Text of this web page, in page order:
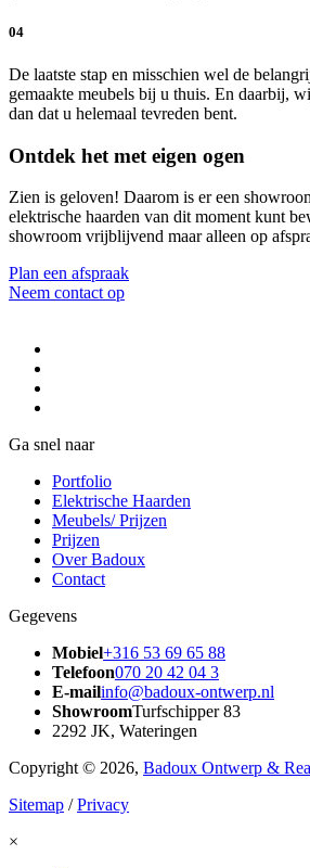
04
De laatste stap en misschien wel de
gemaakte meubels bij u thuis. En daarbij,
dan dat u helemaal tevreden bent.
Ontdek het met eigen ogen
Zien is geloven! Daarom is er een
elektrische haarden van dit moment kunt
showroom vrijblijvend maar alleen op
Plan een afspraak
Neem contact op
Ga snel naar
Portfolio
Elektrische Haarden
Meubels/ Prijzen
Prijzen
Over Badoux
Contact
Gegevens
Mobiel+316 53 69 65 88
Telefoon070 20 42 04 3
E-mailinfo@badoux-ontwerp.nl
ShowroomTurfschipper 83
2292 JK, Wateringen
Copyright © 2026, Badoux Ontwerp &
Sitemap /Privacy
×